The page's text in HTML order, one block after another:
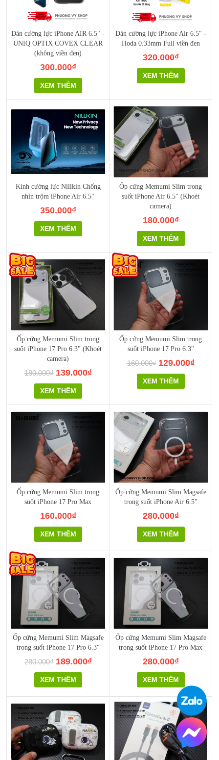
Dán cường lực iPhone AIR 6.5" -
UNIQ OPTIX COVEX CLEAR
(không viền đen)
300.000₫
XEM THÊM
Dán cường lực iPhone Air 6.5" -
Hoda 0.33mm Full viền đen
320.000₫
XEM THÊM
Kính cường lực Nillkin Chống
nhìn trộm iPhone Air 6.5"
350.000₫
XEM THÊM
Ốp cứng Memumi Slim trong
suốt iPhone Air 6.5" (Khoét
camera)
180.000₫
XEM THÊM
Ốp cứng Memumi Slim trong
suốt iPhone 17 Pro 6.3" (Khoét
camera)
180.000₫ 139.000₫
XEM THÊM
Ốp cứng Memumi Slim trong
suốt iPhone 17 Pro 6.3"
160.000₫ 129.000₫
XEM THÊM
Ốp cứng Memumi Slim trong
suốt iPhone 17 Pro Max
160.000₫
XEM THÊM
Ốp cứng Memumi Slim Magsafe
trong suốt iPhone Air 6.5"
280.000₫
XEM THÊM
Ốp cứng Memumi Slim Magsafe
trong suốt iPhone 17 Pro 6.3"
280.000₫ 189.000₫
XEM THÊM
Ốp cứng Memumi Slim Magsafe
trong suốt iPhone 17 Pro Max
280.000₫
XEM THÊM